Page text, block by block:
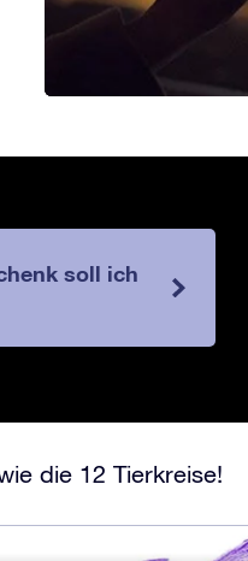
soll ich
die 12 Tierkreise!